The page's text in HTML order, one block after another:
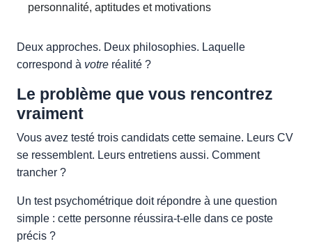
personnalité, aptitudes et motivations
Deux approches. Deux philosophies. Laquelle
correspond à votre réalité ?
Le problème que vous rencontrez
vraiment
Vous avez testé trois candidats cette semaine. Leurs CV
se ressemblent. Leurs entretiens aussi. Comment
trancher ?
Un test psychométrique doit répondre à une question
simple : cette personne réussira-t-elle dans ce poste
précis ?